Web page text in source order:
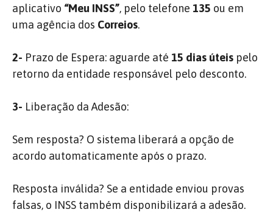
aplicativo “Meu INSS”, pelo telefone 135 ou em
uma agência dos Correios.
2- Prazo de Espera: aguarde até 15 dias úteis pelo
retorno da entidade responsável pelo desconto.
3- Liberação da Adesão:
Sem resposta? O sistema liberará a opção de
acordo automaticamente após o prazo.
Resposta inválida? Se a entidade enviou provas
falsas, o INSS também disponibilizará a adesão.